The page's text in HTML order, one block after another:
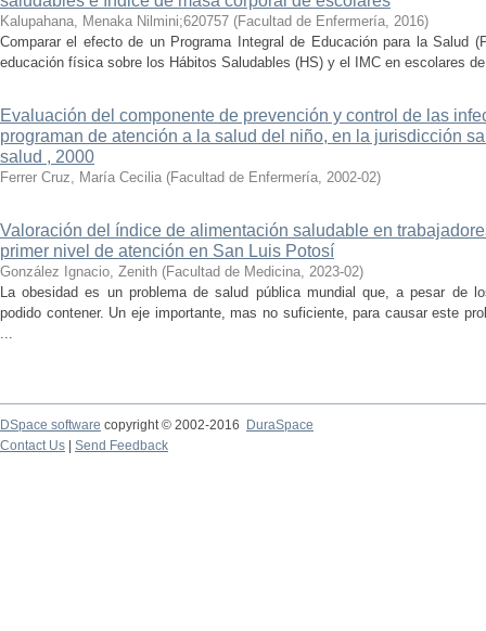
Kalupahana, Menaka Nilmini;620757 (Facultad de Enfermería, 2016)
Comparar el efecto de un Programa Integral de Educación para la Salud
educación física sobre los Hábitos Saludables (HS) y el IMC en escolares
Evaluación del componente de prevención y control de las
programan de atención a la salud del niño, en la jurisdicción
salud , 2000
Ferrer Cruz, María Cecilia (Facultad de Enfermería, 2002-02)
Valoración del índice de alimentación saludable en
primer nivel de atención en San Luis Potosí
González Ignacio, Zenith (Facultad de Medicina, 2023-02)
La obesidad es un problema de salud pública mundial que, a pesar de
podido contener. Un eje importante, mas no suficiente, para causar este
...
DSpace software copyright © 2002-2016
DuraSpace
Contact Us
Send Feedback